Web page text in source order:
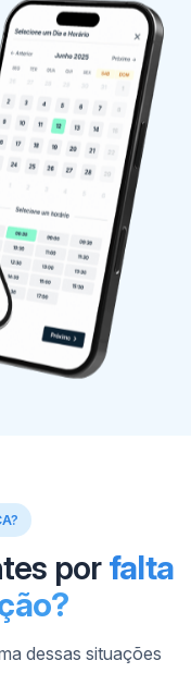
porfalta
dessas situações